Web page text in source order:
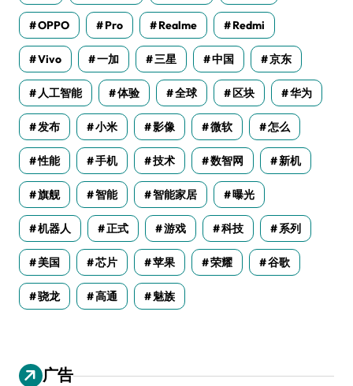
OPPO Pro Realme Redmi
Vivo 一加 三星 中国 京东
人工智能 体验 全球 区块 华为
发布 小米 影像 微软 怎么
性能 手机 技术 数智网 新机
旗舰 智能 智能家居 曝光
机器人 正式 游戏 科技 系列
美国 芯片 苹果 荣耀 谷歌
骁龙 高通 魅族
广告